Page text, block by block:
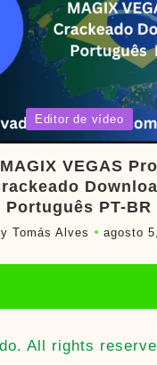
Editor de vídeo
MAGIX VEGAS Pro
Português PT-BR
Tomás Alves agosto
All rights